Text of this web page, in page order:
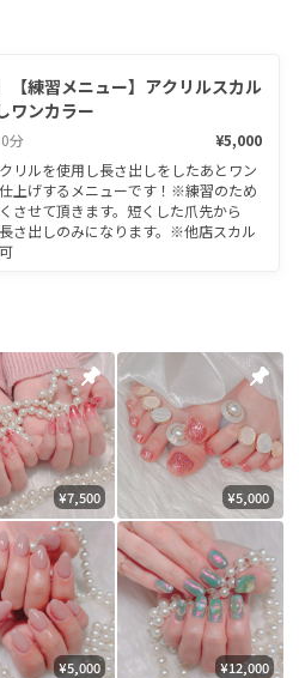
項必読ください🚨
料金頂戴いたします
【練習メニュー】アクリルスカル
ワンカラー
分
¥5,000
リルを使用し長さ出しをしたあとワン
上げするメニューです！※練習のため
させて頂きます。短くした爪先から
さ出しのみになります。※他店スカル
¥7,500 ¥5,000
¥5,000 ¥12,000